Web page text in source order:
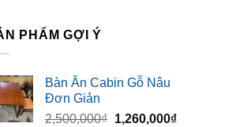
PHẨM GỢI Ý
Bàn Ăn Cabin Gỗ Nâu
Đơn Giản
2,500,000₫ Giá
1,260,000₫Giá